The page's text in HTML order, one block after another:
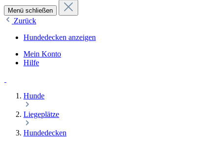
Menü schließen
Zurück
Hundedecken anzeigen
Mein Konto
Hilfe
Hunde
Liegeplätze
Hundedecken